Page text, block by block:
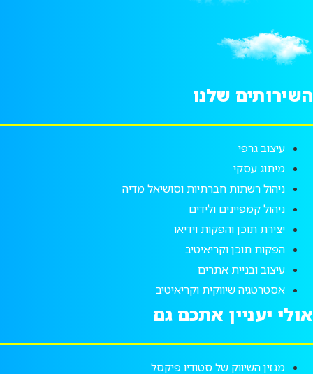
השירותים שלנו
עיצוב גרפי
מיתוג עסקי
ניהול רשתות חברתיות וסושיאל מדיה
ניהול קמפיינים ולידים
יצירת תוכן והפקות וידיאו
הפקות תוכן וקריאיטיב
עיצוב ובניית אתרים
אסטרטגיה שיווקית וקריאיטיב
אולי יעניין אתכם גם
מגזין השיווק של סטודיו פיקסל